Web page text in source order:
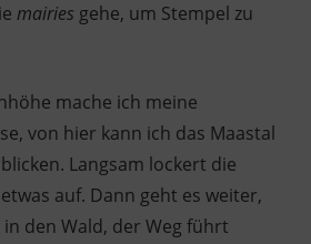
mairies gehe, um Stempel zu
mache ich meine
von hier kann ich das Maastal
Langsam lockert die
auf. Dann geht es weiter,
den Wald, der Weg führt